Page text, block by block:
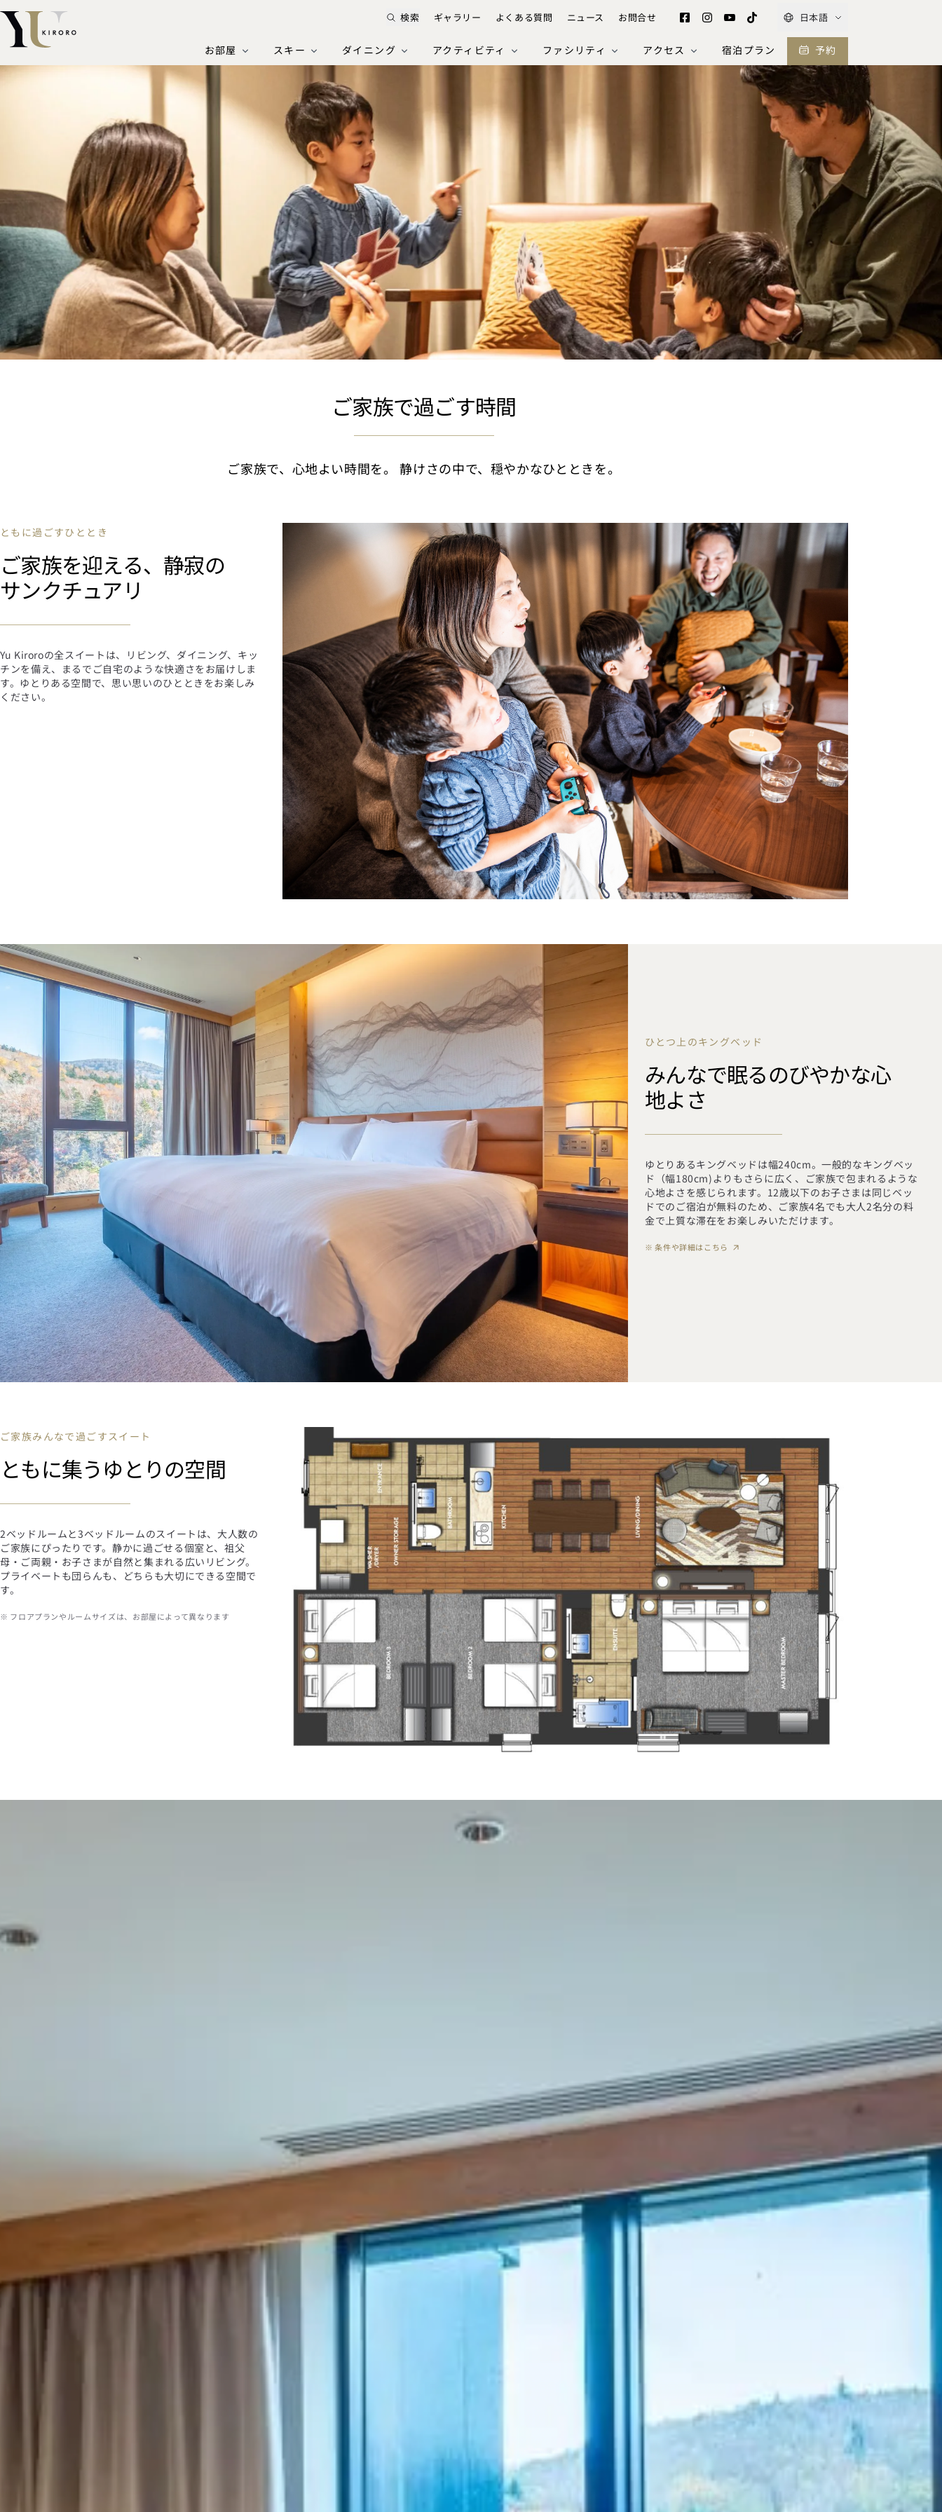
検索 ギャラリー よくある質問 ニュース お問合せ 日本語
お部屋 スキー ダイニング アクティビティ ファシリティ アクセス 宿泊プラン 予約
ご家族で過ごす時間
ご家族で、心地よい時間を。 静けさの中で、穏やかなひとときを。
ともに過ごすひととき
ご家族を迎える、静寂の
サンクチュアリ
Yu Kiroroの全スイートは、リビング、ダイニング、キッ
チンを備え、まるでご自宅のような快適さをお届けしま
す。ゆとりある空間で、思い思いのひとときをお楽しみ
ください。
ひとつ上のキングベッド
みんなで眠るのびやかな心
地よさ
ゆとりあるキングベッドは幅240cm。一般的なキングベッ
ド（幅180cm)よりもさらに広く、ご家族で包まれるような
心地よさを感じられます。12歳以下のお子さまは同じベッ
ドでのご宿泊が無料のため、ご家族4名でも大人2名分の料
金で上質な滞在をお楽しみいただけます。
※ 条件や詳細はこちら
ご家族みんなで過ごすスイート
ともに集うゆとりの空間
2ベッドルームと3ベッドルームのスイートは、大人数の
ご家族にぴったりです。静かに過ごせる個室と、祖父
母・ご両親・お子さまが自然と集まれる広いリビング。
プライベートも団らんも、どちらも大切にできる空間で
す。
※ フロアプランやルームサイズは、お部屋によって異なります